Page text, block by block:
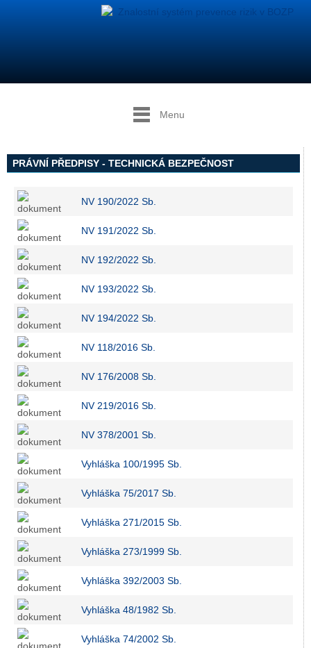
Menu
PRÁVNÍ PŘEDPISY - TECHNICKÁ BEZPEČNOST
NV 190/2022 Sb.
NV 191/2022 Sb.
NV 192/2022 Sb.
NV 193/2022 Sb.
NV 194/2022 Sb.
NV 118/2016 Sb.
NV 176/2008 Sb.
NV 219/2016 Sb.
NV 378/2001 Sb.
Vyhláška 100/1995 Sb.
Vyhláška 75/2017 Sb.
Vyhláška 271/2015 Sb.
Vyhláška 273/1999 Sb.
Vyhláška 392/2003 Sb.
Vyhláška 48/1982 Sb.
Vyhláška 74/2002 Sb.